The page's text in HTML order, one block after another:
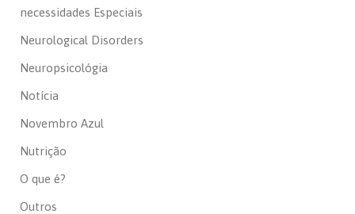
necessidades Especiais
Neurological Disorders
Neuropsicológia
Notícia
Novembro Azul
Nutrição
O que é?
Outros